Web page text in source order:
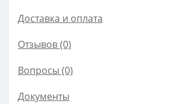
Доставка и оплата
Отзывов (0)
Вопросы (0)
Документы